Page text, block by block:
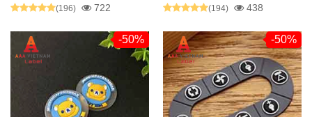
(196) 722 (194) 438
-50% -50%